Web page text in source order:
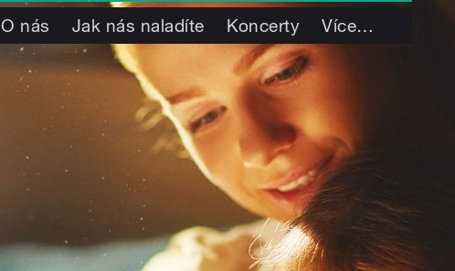
O nás Jak nás naladíte Koncerty Více…